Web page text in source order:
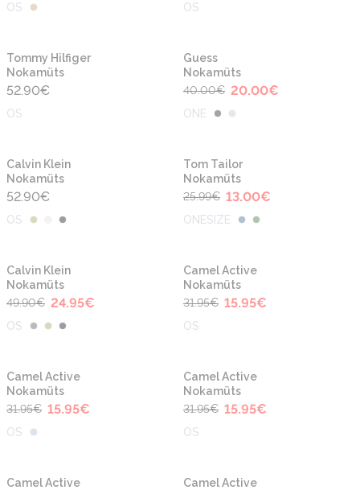
OS OS
Tommy Hilfiger
Nokamüts
52.90€
OS
Guess
Nokamüts
40.00€ 20.00€
ONE
Calvin Klein
Nokamüts
52.90€
OS
-50%
Tom Tailor
Nokamüts
25.99€ 13.00€
ONESIZE
-50%
Calvin Klein
Nokamüts
49.90€ 24.95€
OS
-50%
Camel Active
Nokamüts
31.95€ 15.95€
OS
-50%
Camel Active
Nokamüts
31.95€ 15.95€
OS
-50%
Camel Active
Nokamüts
31.95€ 15.95€
OS
-50%
Camel Active
-50%
Camel Active